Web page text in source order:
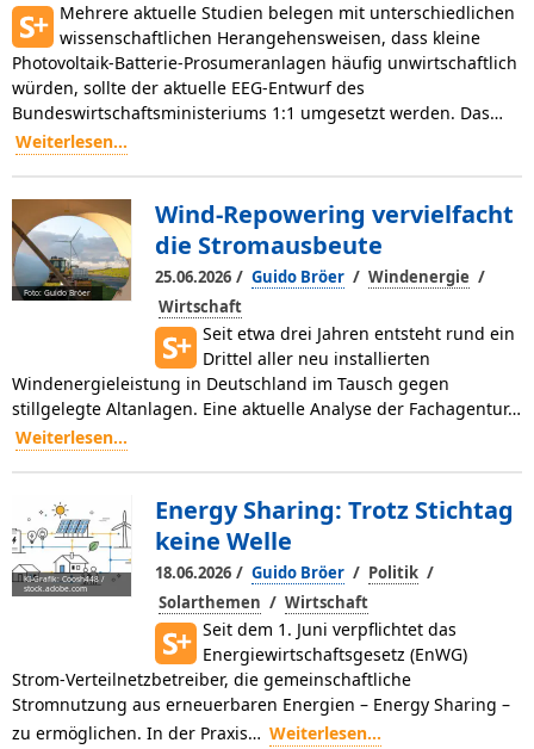
Mehrere aktuelle Studien belegen mit unterschiedlichen
wissenschaftlichen Herangehensweisen, dass kleine
Photovoltaik-Batterie-Prosumeranlagen häufig unwirtschaftlich
würden, sollte der aktuelle EEG-Entwurf des
Bundeswirtschaftsministeriums 1:1 umgesetzt werden. Das…
Weiterlesen...
Foto: Guido Bröer
Wind-Repowering vervielfacht
die Stromausbeute
25.06.2026 / Guido Bröer / Windenergie /
Wirtschaft
Seit etwa drei Jahren entsteht rund ein
Drittel aller neu installierten
Windenergieleistung in Deutschland im Tausch gegen
stillgelegte Altanlagen. Eine aktuelle Analyse der Fachagentur…
Weiterlesen...
KI-Grafik: Coosh448 /
stock.adobe.com
Energy Sharing: Trotz Stichtag
keine Welle
18.06.2026 / Guido Bröer / Politik /
Solarthemen / Wirtschaft
Seit dem 1. Juni verpflichtet das
Energiewirtschaftsgesetz (EnWG)
Strom­-Verteilnetzbetreiber, die gemeinschaftliche
Stromnutzung aus erneuerbaren Energien – Energy Sha­ring –
zu ermöglichen. In der Praxis… Weiterlesen...